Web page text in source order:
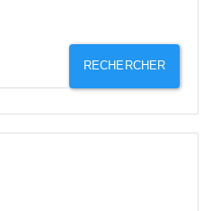
RECHERCHER